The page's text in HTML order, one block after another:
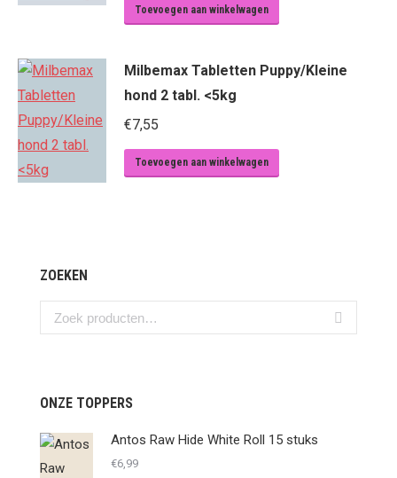
Toevoegen aan winkelwagen
Milbemax Tabletten Puppy/Kleine
hond 2 tabl. <5kg
€7,55
Toevoegen aan winkelwagen
ZOEKEN
ONZE TOPPERS
Antos Raw Hide White Roll 15 stuks
€6,99